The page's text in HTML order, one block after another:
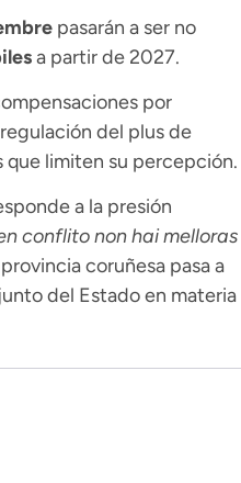
pasarán a ser no
a partir de 2027.
por
del plus de
limiten su percepción.
a la presión
conflito non hai melloras
coruñesa pasa a
del Estado en materia